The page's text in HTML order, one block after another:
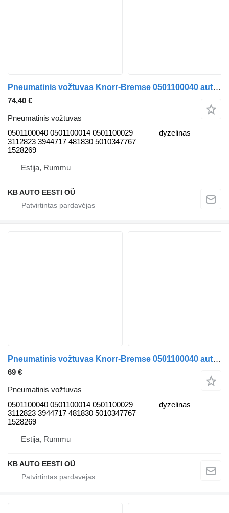
Pneumatinis vožtuvas Knorr-Bremse 0501100040 autobuso Scania K-Series (2016-)
74,40 €
Pneumatinis vožtuvas
0501100040 0501100014 0501100029
3112823 3944717 481830 5010347767
1528269
dyzelinas
Estija, Rummu
KB AUTO EESTI OÜ
Pneumatinis vožtuvas Knorr-Bremse 0501100040 autobuso Scania K-Series (2016-)
69 €
Pneumatinis vožtuvas
0501100040 0501100014 0501100029
3112823 3944717 481830 5010347767
1528269
dyzelinas
Estija, Rummu
KB AUTO EESTI OÜ